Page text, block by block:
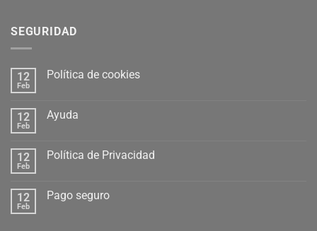
SEGURIDAD
12
Feb
Política de cookies
12
Feb
Ayuda
12
Feb
Política de Privacidad
12
Feb
Pago seguro